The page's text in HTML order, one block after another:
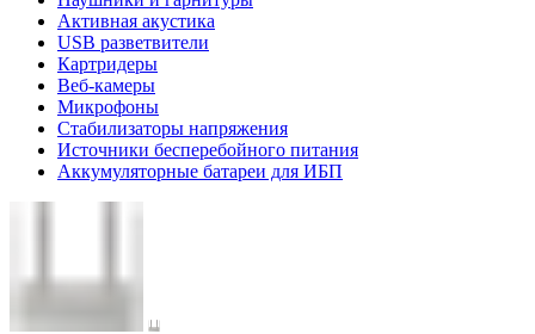
Активная акустика
USB разветвители
Картридеры
Веб-камеры
Микрофоны
Стабилизаторы напряжения
Источники бесперебойного питания
Аккумуляторные батареи для ИБП